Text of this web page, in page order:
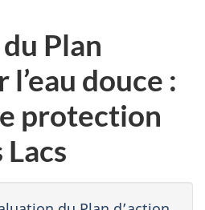
Plan
l’eau douce :
protection